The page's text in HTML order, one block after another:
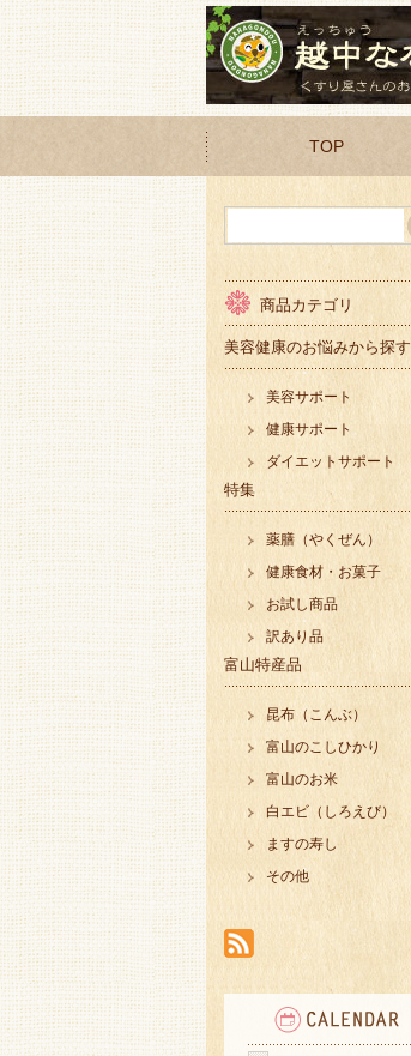
TOP
商品カテゴリ
美容健康のお悩みから探す
美容サポート
健康サポート
ダイエットサポート
特集
薬膳（やくぜん）
健康食材・お菓子
お試し商品
訳あり品
富山特産品
昆布（こんぶ）
富山のこしひかり
富山のお米
白エビ（しろえび）
ますの寿し
その他